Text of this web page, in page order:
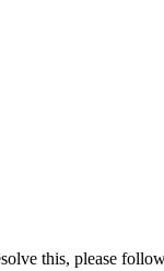
this, please